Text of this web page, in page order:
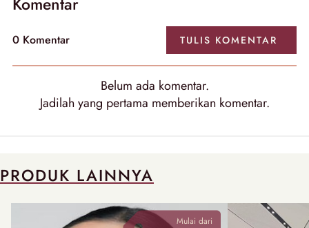
0 Komentar TULIS KOMENTAR
Belum ada komentar.
Jadilah yang pertama memberikan komentar.
PRODUK LAINNYA
Mulai dari